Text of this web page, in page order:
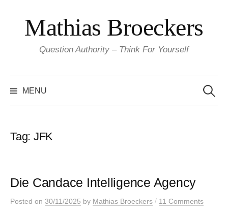
content
Mathias Broeckers
Question Authority – Think For Yourself
MENU
for:
Tag: JFK
Die Candace Intelligence Agency
Posted on 30/11/2025 by Mathias Broeckers / 11 Comments